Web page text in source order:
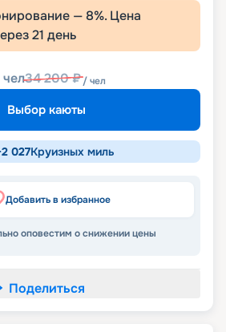
— 8%. Цена
21 день
34 200₽/ чел
Выбор каюты
2 027Круизных миль
Добавить в избранное
оповестим о снижении цены
Поделиться